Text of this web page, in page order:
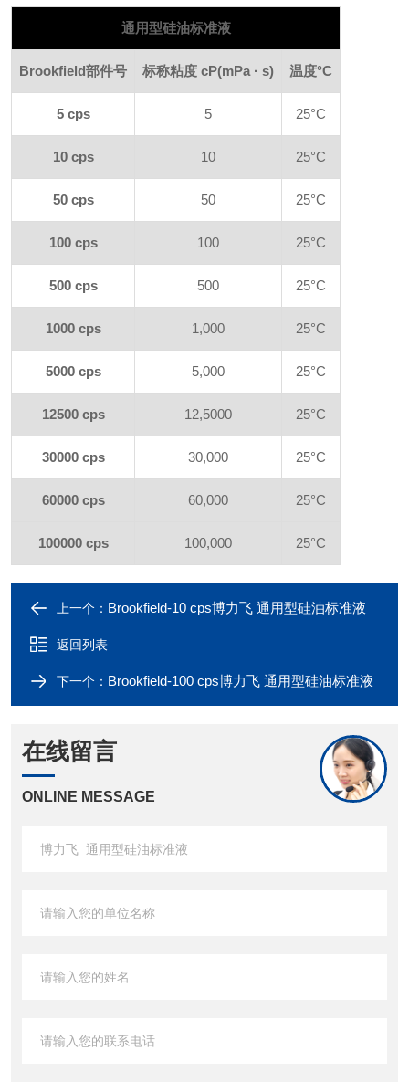
通用型硅油标准液
Brookfield部件号 标称粘度 cP(mPa · s) 温度°C
5 cps 5 25°C
10 cps 10 25°C
50 cps 50 25°C
100 cps 100 25°C
500 cps 500 25°C
1000 cps 1,000 25°C
5000 cps 5,000 25°C
12500 cps 12,5000 25°C
30000 cps 30,000 25°C
60000 cps 60,000 25°C
100000 cps 100,000 25°C
上一个： Brookfield-10 cps博力飞 通用型硅油标准液
返回列表
下一个： Brookfield-100 cps博力飞 通用型硅油标准液
在线留言
ONLINE MESSAGE